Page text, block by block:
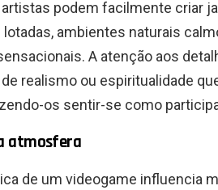
podem facilmente criar
ambientes naturais
A atenção aos
realismo ou espiritualidade
os sentir-se como
atmosfera
de um videogame influencia